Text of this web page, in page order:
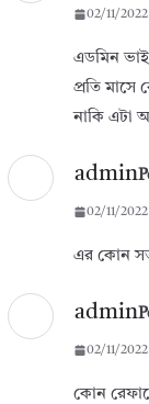
02/11/
এডমিন
প্রতি মাসে
নাকি এটা
admin
02/11/
এর কোন
admin
02/11/
কোন